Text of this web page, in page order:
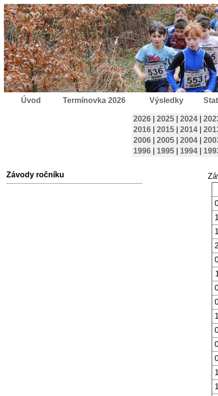
Úvod Termínovka 2026 Výsledky
2026 2025 2024
2016
2015 2014
2006
2005 2004
1996
1995 1994
Závody ročníku